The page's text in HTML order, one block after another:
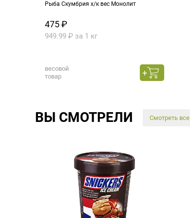
Рыба Скумбрия х/к вес Монолит
475 ₽
949.99 ₽ за 1 кг
весовой
товар
ВЫ СМОТРЕЛИ Смотреть все